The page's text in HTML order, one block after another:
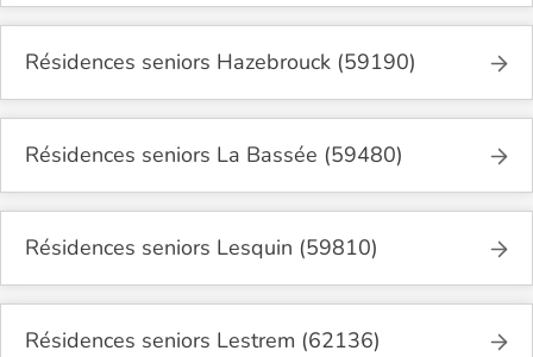
Résidences seniors Hazebrouck (59190)
Résidences seniors La Bassée (59480)
Résidences seniors Lesquin (59810)
Résidences seniors Lestrem (62136)